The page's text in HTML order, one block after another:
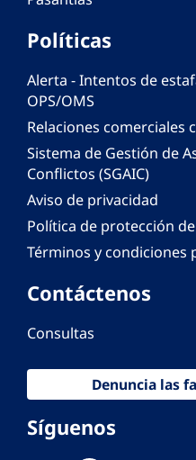
Políticas
Alerta - Intentos de
OPS/OMS
Relaciones comerciales
Sistema de Gestión de
Conflictos (SGAIC)
Aviso de privacidad
Política de protección
Términos y condiciones
Contáctenos
Consultas
Denuncia las
Síguenos